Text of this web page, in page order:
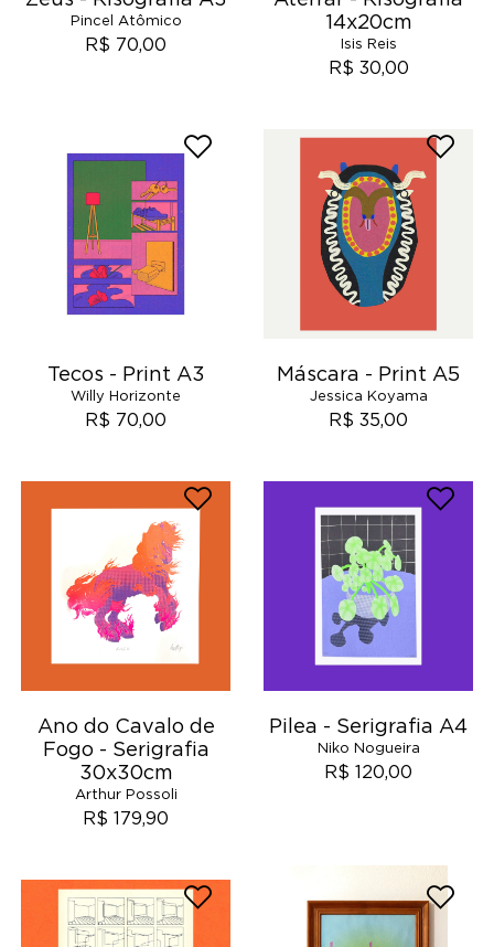
Pincel Atômico
R$ 70,00
14x20cm
Isis Reis
R$ 30,00
Tecos - Print A3
Willy Horizonte
R$ 70,00
Máscara - Print A5
Jessica Koyama
R$ 35,00
Ano do Cavalo de
Fogo - Serigrafia
30x30cm
Arthur Possoli
R$ 179,90
Pilea - Serigrafia A4
Niko Nogueira
R$ 120,00